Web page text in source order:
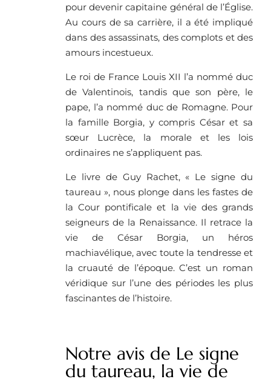
pour devenir capitaine général de l’Église.
Au cours de sa carrière, il a été impliqué
dans des assassinats, des complots et des
amours incestueux.
Le roi de France Louis XII l’a nommé duc
de Valentinois, tandis que son père, le
pape, l’a nommé duc de Romagne. Pour
la famille Borgia, y compris César et sa
sœur Lucrèce, la morale et les lois
ordinaires ne s’appliquent pas.
Le livre de Guy Rachet, « Le signe du
taureau », nous plonge dans les fastes de
la Cour pontificale et la vie des grands
seigneurs de la Renaissance. Il retrace la
vie de César Borgia, un héros
machiavélique, avec toute la tendresse et
la cruauté de l’époque. C’est un roman
véridique sur l’une des périodes les plus
fascinantes de l’histoire.
Notre avis de Le signe
du taureau, la vie de